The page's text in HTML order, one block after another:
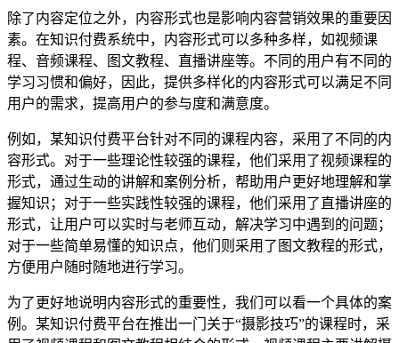
除了内容定位之外，内容形式也是影响内容营销效果的重要因
素。在知识付费系统中，内容形式可以多种多样，如视频课
程、音频课程、图文教程、直播讲座等。不同的用户有不同的
学习习惯和偏好，因此，提供多样化的内容形式可以满足不同
用户的需求，提高用户的参与度和满意度。
例如，某知识付费平台针对不同的课程内容，采用了不同的内
容形式。对于一些理论性较强的课程，他们采用了视频课程的
形式，通过生动的讲解和案例分析，帮助用户更好地理解和掌
握知识；对于一些实践性较强的课程，他们采用了直播讲座的
形式，让用户可以实时与老师互动，解决学习中遇到的问题；
对于一些简单易懂的知识点，他们则采用了图文教程的形式，
方便用户随时随地进行学习。
为了更好地说明内容形式的重要性，我们可以看一个具体的案
例。某知识付费平台在推出一门关于“摄影技巧”的课程时，采